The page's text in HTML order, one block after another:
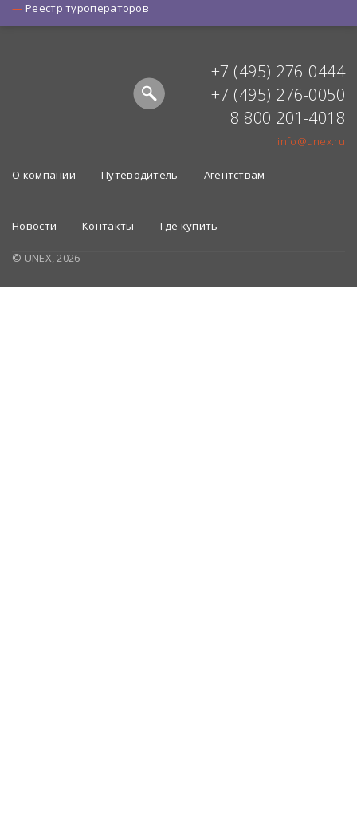
Реестр туроператоров
+7 (495) 276-0444
+7 (495) 276-0050
8 800 201-4018
info@unex.ru
О компании Путеводитель Агентствам
Новости Контакты Где купить
© UNEX, 2026